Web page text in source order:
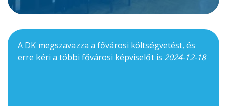
A DK megszavazza a fővárosi költségvetést, és
erre kéri a többi fővárosi képviselőt is 2024-12-18